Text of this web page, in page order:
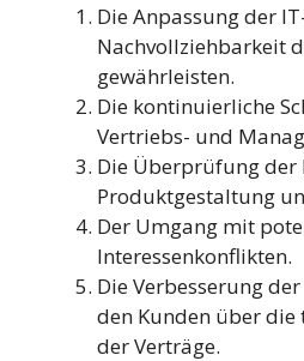
Die Anpassung der
Nachvollziehbarkeit
gewährleisten.
Die kontinuierliche
Vertriebs- und
Die Überprüfung der
Produktgestaltung
Der Umgang mit
Interessenkonflikten.
Die Verbesserung
den Kunden über die
der Verträge.